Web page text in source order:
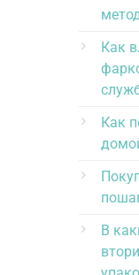
Как
Как
В